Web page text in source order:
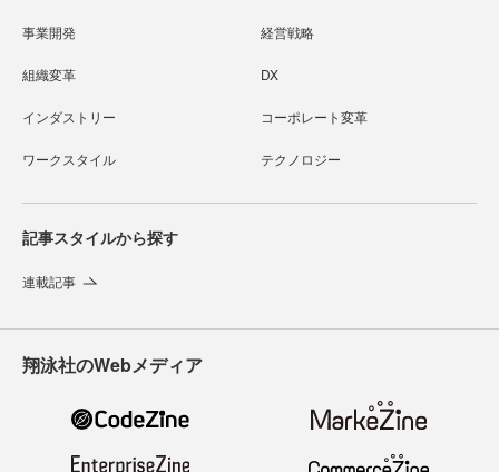
事業開発 経営戦略
組織変革 DX
インダストリー コーポレート変革
ワークスタイル テクノロジー
記事スタイルから探す
連載記事
翔泳社のWebメディア